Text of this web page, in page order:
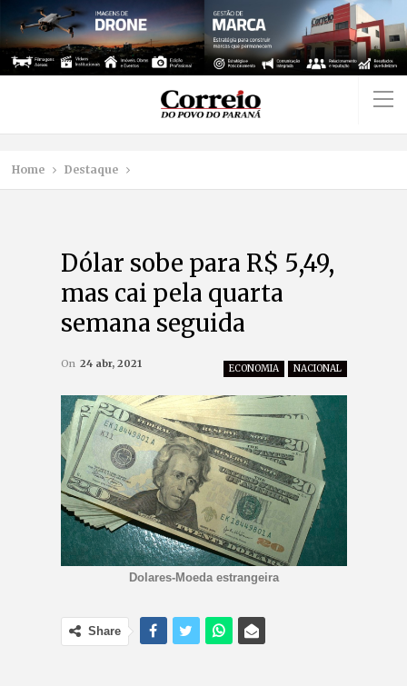
Home Destaque
Dólar sobe para R$ 5,49,
mas cai pela quarta
semana seguida
ECONOMIA NACIONAL
On 24 abr, 2021
Dolares-Moeda estrangeira
Share